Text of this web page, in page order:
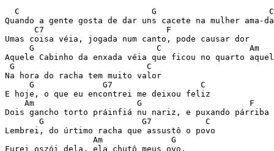
C                           G
Quando a gente gosta de dar uns cacete na mulher ama-
      C7                         F
Umas coisa véia, jogada num canto, pode causar dor
G                         C                  Am
Aquele Cabinho da enxada véia que ficou no quarto
G                           C
Na hora do racha tem muito valor
     G              G7                  C
E hoje, o que eu encontrei me deixou feliz
Am                     G                      F
Dois gancho torto práinfiá nu nariz, e puxando
       G                    G7           C
Lembrei, do úrtimo racha que assustô o povo
                  Am              G
Furei oszói dela, ela chutô meus ovo,